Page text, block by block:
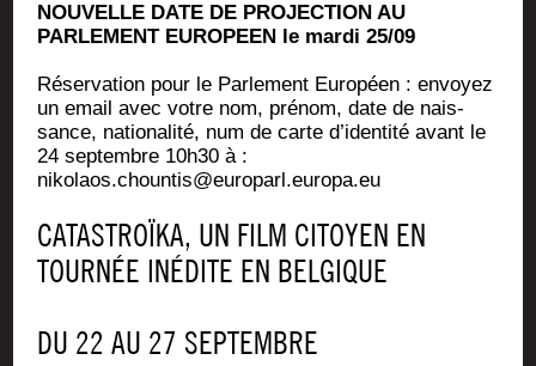
NOUVELLE DATE DE PROJECTION AU
PARLEMENT EUROPEEN le mar­di 25/09
Réser­va­tion pour le Par­le­ment Euro­péen : envoyez
un email avec votre nom, pré­nom, date de nais­
sance, natio­na­li­té, num de carte d’i­den­ti­té avant le
24 sep­tembre 10h30 à :
nikolaos.chountis@europarl.europa.eu
CATASTROÏKA, UN FILM CITOYEN EN
TOURNÉE INÉDITE EN BELGIQUE
DU 22 AU 27 SEPTEMBRE